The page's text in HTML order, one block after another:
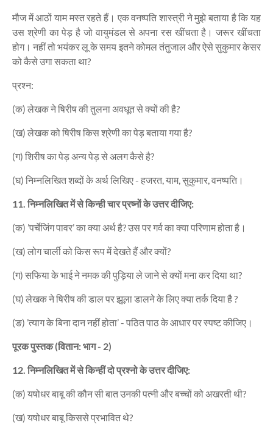
मौज में आठों याम मस्त रहते हैं। एक वनष्पति शास्त्री ने मुझे बताया है कि यह
उस श्रेणी का पेड़ है जो वायुमंडल से अपना रस खींचता है। जरूर खींचता
होग। नहीं तो भयंकर लू के समय इतने कोमल तंतुजाल और ऐसे सुकुमार केसर
को कैसे उगा सकता था?
प्रश्न:
(क) लेखक ने षिरीष की तुलना अवधूत से क्यों की है?
(ख) लेखक को षिरीष किस श्रेणी का पेड़ बताया गया है?
(ग) शिरीष का पेड़ अन्य पेड़ से अलग कैसे है?
(घ) निम्नलिखित शब्दों के अर्थ लिखिए - हजरत, याम, सुकुमार, वनष्पति।
11. निम्नलिखित में से किन्ही चार प्रष्नों के उत्तर दीजिए:
(क) ’पर्चेजिंग पावर’ का क्या अर्थ है? उस पर गर्व का क्या परिणाम होता है।
(ख) लोग चार्ली को किस रूप में देखते हैं और क्यों?
(ग) सफिया के भाई ने नमक की पुड़िया ले जाने से क्यों मना कर दिया था?
(घ) लेखक ने षिरीष की डाल पर झूला डालने के लिए क्या तर्क दिया है ?
(ङ) ’त्याग के बिना दान नहीं होता’ - पठित पाठ के आधार पर स्पष्ट कीजिए।
पूरक पुस्तक (वितान: भाग - 2)
12. निम्नलिखित में से किन्हीं दो प्रश्नो के उत्तर दीजिए:
(क) यषोधर बाबू की कौन सी बात उनकी पत्नी और बच्चों को अखरती थी?
(ख) यषोधर बाबू किससे प्रभावित थे?